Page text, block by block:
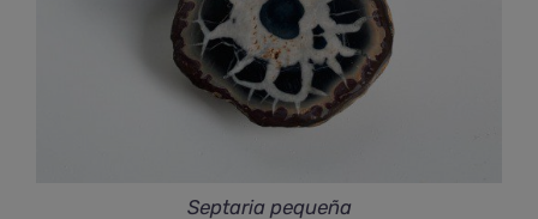
Septaria pequeña